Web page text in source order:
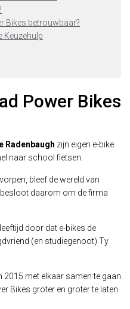
Bikes betrouwbaar?
Keuzehulp
Power Bikes
Radenbaugh zijn eigen e-bike.
naar school fietsen.
bleef de wereld van
daarom om de firma
door dat e-bikes de
(en studiegenoot) Ty
2015 met elkaar samen te gaan
Bikes groter en groter te laten